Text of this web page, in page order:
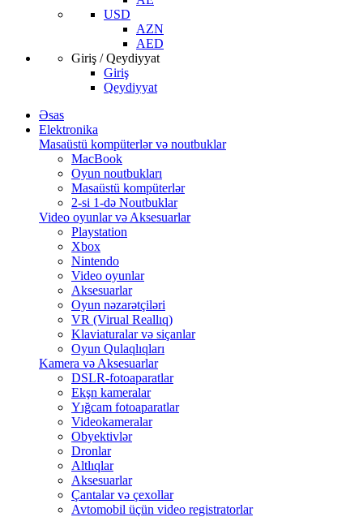
USD
AZN
AED
Giriş / Qeydiyyat
Giriş
Qeydiyyat
Əsas
Elektronika
Masaüstü kompüterlər və noutbuklar
MacBook
Oyun noutbukları
Masaüstü kompüterlər
2-si 1-də Noutbuklar
Video oyunlar və Aksesuarlar
Playstation
Xbox
Nintendo
Video oyunlar
Aksesuarlar
Oyun nəzarətçiləri
VR (Virual Reallıq)
Klaviaturalar və siçanlar
Oyun Qulaqlıqları
Kamera və Aksesuarlar
DSLR-fotoaparatlar
Ekşn kameralar
Yığcam fotoaparatlar
Videokameralar
Obyektivlər
Dronlar
Altlıqlar
Aksesuarlar
Çantalar və çexollar
Avtomobil üçün video registratorlar